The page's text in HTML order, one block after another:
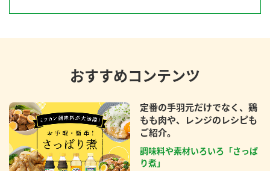
おすすめコンテンツ
定番の手羽元だけでなく、鶏
もも肉や、レンジのレシピも
ご紹介。
調味料や素材いろいろ「さっぱ
り煮」